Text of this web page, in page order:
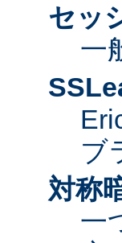
セッ
一
ブ
対称
一